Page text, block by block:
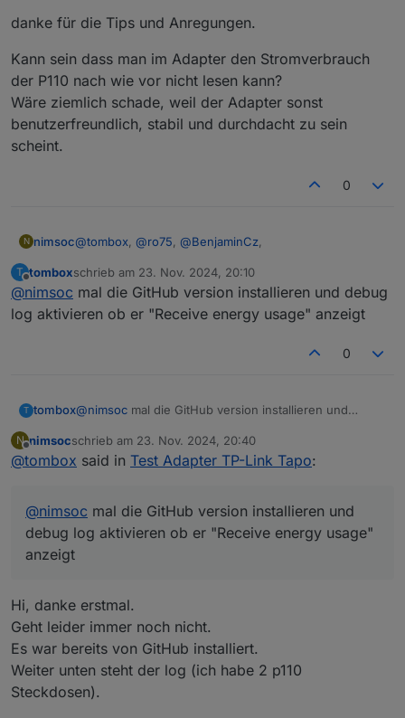
danke für die Tips und Anregungen.
Kann sein dass man im Adapter den Stromverbrauch
der P110 nach wie vor nicht lesen kann?
Wäre ziemlich schade, weil der Adapter sonst
benutzerfreundlich, stabil und durchdacht zu sein
scheint.
0
N nimsoc@tombox @ro75 @BenjaminCz
danke für die Tips und Anregungen.
Kann sein dass man im Adapter den Stromverbrauch
benutzerfreundlich, stabil und durchdacht zu sein
T
Offline
tomboxschrieb am 23. Nov. 2024, 20:10
zuletzt editiert von
@nimsoc mal die GitHub version installieren und debug
log aktivieren ob er "Receive energy usage" anzeigt
0
T tombox@nimsoc mal die GitHub version installieren und
anzeigt
N
Offline
nimsocschrieb am 23. Nov. 2024, 20:40
zuletzt editiert von
@tombox said in Test Adapter TP-Link Tapo:
@nimsoc mal die GitHub version installieren und
debug log aktivieren ob er "Receive energy usage"
anzeigt
Hi, danke erstmal.
Geht leider immer noch nicht.
Es war bereits von GitHub installiert.
Weiter unten steht der log (ich habe 2 p110
Steckdosen).